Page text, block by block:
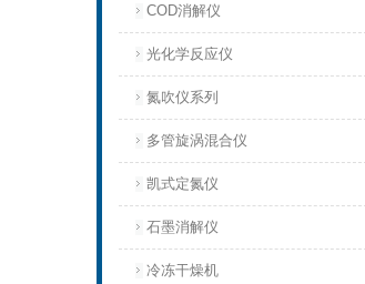
COD消解仪
光化学反应仪
氮吹仪系列
多管旋涡混合仪
凯式定氮仪
石墨消解仪
冷冻干燥机